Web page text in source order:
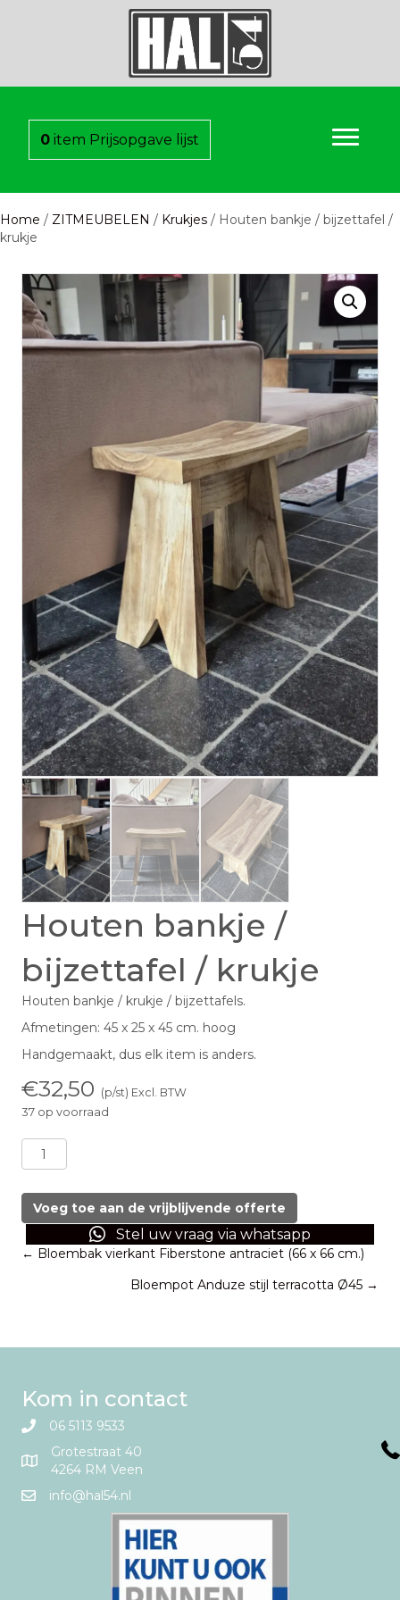
0 item Prijsopgave lijst
Home / ZITMEUBELEN / Krukjes / Houten bankje / bijzettafel /
krukje
Houten bankje /
bijzettafel / krukje
Houten bankje / krukje / bijzettafels.
Afmetingen: 45 x 25 x 45 cm. hoog
Handgemaakt, dus elk item is anders.
€32,50 (p/st) Excl. BTW
37 op voorraad
Houten
bankje
bijzettafel
/
aantal
Voeg toe aan de vrijblijvende offerte
Stel uw vraag via whatsapp
Posts
navigation
← Bloembak vierkant Fiberstone antraciet (66 x 66 cm.)
Bloempot Anduze stijl terracotta Ø45 →
Kom in contact
06 5113 9533
Grotestraat 40
4264 RM Veen
info@hal54.nl